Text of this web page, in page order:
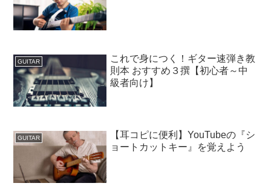
GUITAR
これで身につく！ギター速弾き教
則本 おすすめ３撰【初心者～中
級者向け】
GUITAR
【耳コピに便利】YouTubeの『シ
ョートカットキー』を覚えよう